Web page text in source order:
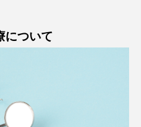
について